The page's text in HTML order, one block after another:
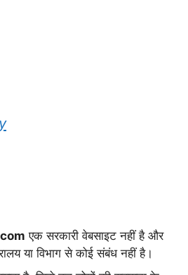
एक सरकारी वेबसाइट नहीं है और
या विभाग से कोई संबंध नहीं है।